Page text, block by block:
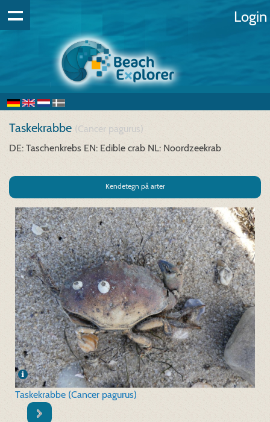
Login
Taskekrabbe (Cancer pagurus)
DE: Taschenkrebs EN: Edible crab NL: Noordzeekrab
Kendetegn på arter
Taskekrabbe (Cancer pagurus)